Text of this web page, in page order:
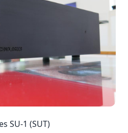
SU-1 (SUT)